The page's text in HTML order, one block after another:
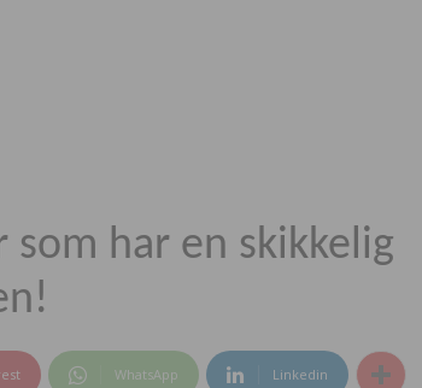
har en skikkelig
WhatsApp Linkedin